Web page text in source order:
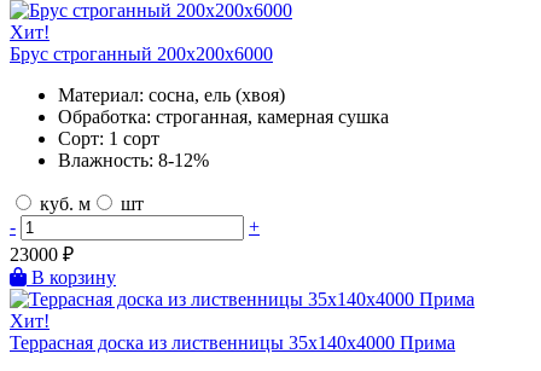
Хит!
Брус строганный 200х200х6000
Материал: сосна, ель (хвоя)
Обработка: строганная, камерная сушка
Сорт: 1 сорт
Влажность: 8-12%
куб. м
шт
-
+
23000 ₽
В корзину
Хит!
Террасная доска из лиственницы 35х140х4000 Прима